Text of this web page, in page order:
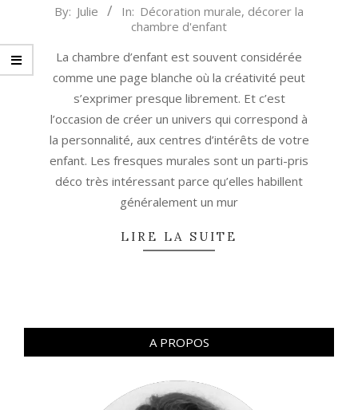
2021-
19
By: Julie In: Décoration murale, décorer la
chambre d'enfant
La chambre d’enfant est souvent considérée
comme une page blanche où la créativité peut
s’exprimer presque librement. Et c’est
l’occasion de créer un univers qui correspond à
la personnalité, aux centres d’intérêts de votre
enfant. Les fresques murales sont un parti-pris
déco très intéressant parce qu’elles habillent
généralement un mur
LIRE LA SUITE
A PROPOS